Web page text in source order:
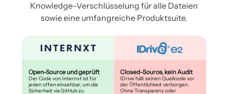
Knowledge-Verschlüsselung für alle Dateien
sowie eine umfangreiche Produktsuite.
Open-Source und geprüft
Der Code von Internxt ist für
jeden offen einsehbar, um die
Sicherheit via GitHub zu
Closed-Source, kein Audit
IDrive hält seinen Quellcode vor
der Öffentlichkeit verborgen.
Ohne Transparenz oder